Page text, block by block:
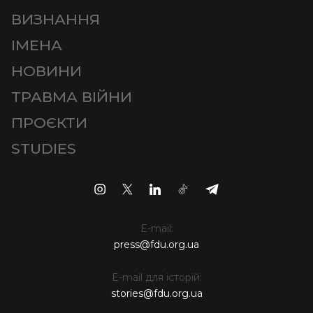
ВИЗНАННЯ
ІМЕНА
НОВИНИ
ТРАВМА ВІЙНИ
ПРОЄКТИ
STUDIES
E-mail:
press@fdu.org.ua
E-mail для історій:
stories@fdu.org.ua